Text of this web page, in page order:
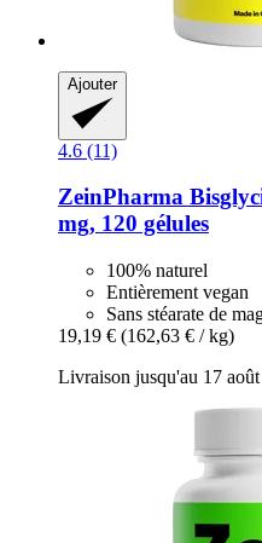
Ajouter
4.6 (11)
ZeinPharma
mg, 120 gélules
100% naturel
Entièrement vegan
Sans stéarate de
19,19 € (162,63 € / kg)
Livraison jusqu'au 17 août